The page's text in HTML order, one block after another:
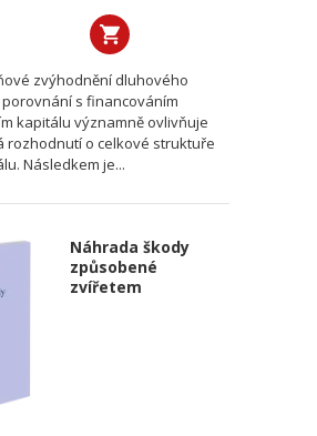
zvýhodnění dluhového
s financováním
kapitálu významně ovlivňuje
rozhodnutí o celkové struktuře
Následkem je...
Náhrada škody
způsobené
zvířetem